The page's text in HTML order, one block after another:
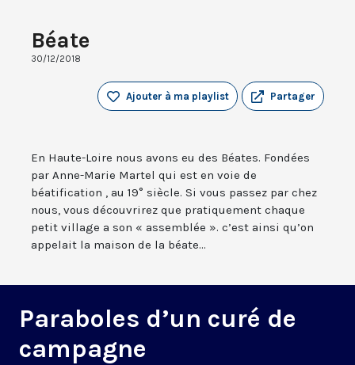
Béate
30/12/2018
Partager
Ajouter à ma playlist
En Haute-Loire nous avons eu des Béates. Fondées
par Anne-Marie Martel qui est en voie de
béatification , au 19° siècle. Si vous passez par chez
nous, vous découvrirez que pratiquement chaque
petit village a son « assemblée ». c’est ainsi qu’on
appelait la maison de la béate...
Paraboles d’un curé de
campagne